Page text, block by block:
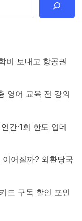
비 보내고 항공권
영어 교육 전 강의
간·1회 한도 업데
어질까? 외환당국
드 구독 할인 포인